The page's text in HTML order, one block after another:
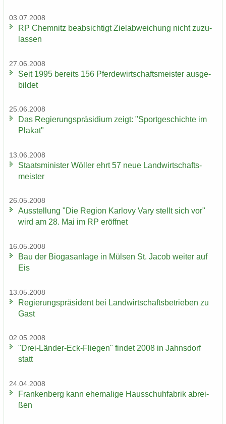
03.07.2008
RP Chem­nitz be­ab­sich­tigt Ziel­ab­wei­chung nicht zu­zu­
las­sen
27.06.2008
Seit 1995 be­reits 156 Pfer­de­wirt­schafts­meis­ter aus­ge­
bil­det
25.06.2008
Das Re­gie­rungs­prä­si­di­um zeigt: "Sport­ge­schich­te im
Pla­kat"
13.06.2008
Staats­mi­nis­ter Wöl­ler ehrt 57 neue Land­wirt­schafts­
meis­ter
26.05.2008
Aus­stel­lung "Die Re­gi­on Kar­lo­vy Vary stellt sich vor"
wird am 28. Mai im RP er­öff­net
16.05.2008
Bau der Bio­gas­an­la­ge in Mül­sen St. Jacob wei­ter auf
Eis
13.05.2008
Re­gie­rungs­prä­si­dent bei Land­wirt­schafts­be­trie­ben zu
Gast
02.05.2008
"Drei-​Länder-Eck-Fliegen" fin­det 2008 in Jahns­dorf
statt
24.04.2008
Fran­ken­berg kann ehe­ma­li­ge Haus­schuh­fa­brik ab­rei­
ßen